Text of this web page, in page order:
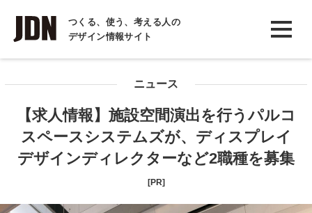
つくる、使う、考える人の
デザイン情報サイト
INTERVIEW
インタビュー
COLUMN
コラム
ニュース
【求人情報】施設空間演出を行うパルコ
スペースシステムズが、ディスプレイ
デザインディレクターなど2職種を募集
[PR]